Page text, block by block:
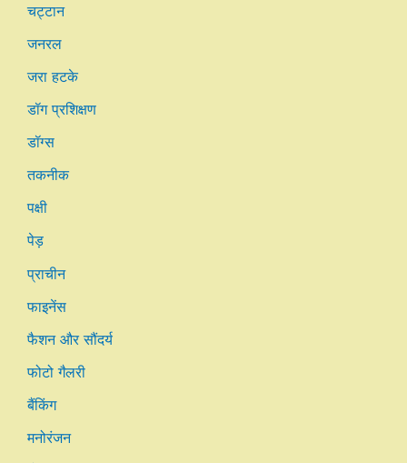
चट्टान
जनरल
जरा हटके
डॉग प्रशिक्षण
डॉग्स
तकनीक
पक्षी
पेड़
प्राचीन
फाइनेंस
फैशन और सौंदर्य
फोटो गैलरी
बैंकिंग
मनोरंजन